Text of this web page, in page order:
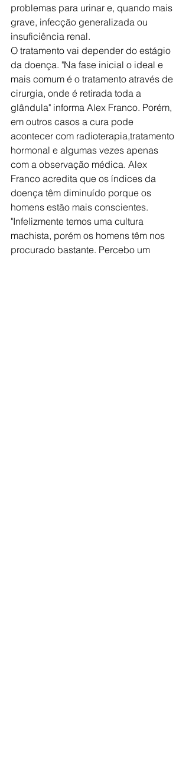
problemas para urinar e, quando mais
grave, infecção generalizada ou
insuficiência renal.
O tratamento vai depender do estágio
da doença. "Na fase inicial o ideal e
mais comum é o tratamento através de
cirurgia, onde é retirada toda a
glândula" informa Alex Franco. Porém,
em outros casos a cura pode
acontecer com radioterapia,tratamento
hormonal e algumas vezes apenas
com a observação médica. Alex
Franco acredita que os índices da
doença têm diminuído porque os
homens estão mais conscientes.
"Infelizmente temos uma cultura
machista, porém os homens têm nos
procurado bastante. Percebo um